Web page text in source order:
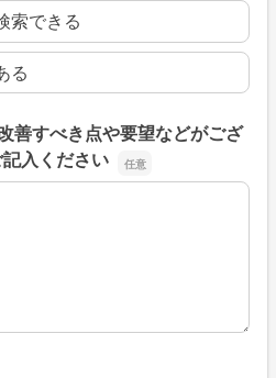
索できる
る
善すべき点や要望などがござ
入ください
善すべき点や要望などがござい